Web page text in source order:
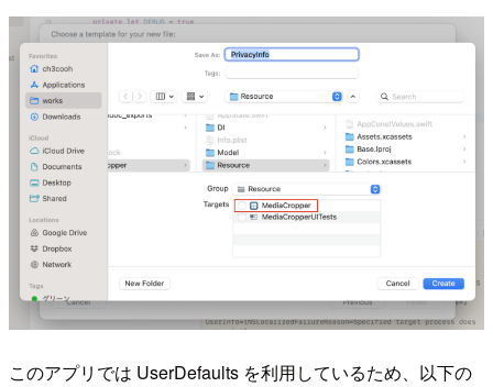
このアプリでは UserDefaults を利用しているため、以下の